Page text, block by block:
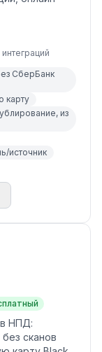
интеграций
СберБанк
карту
из
источник
НПД:
сканов